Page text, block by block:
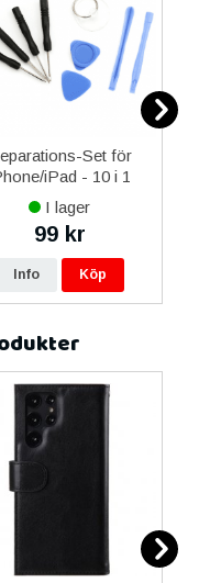
Set för
iPad - 10 i 1
I lager
99 kr
Info Köp